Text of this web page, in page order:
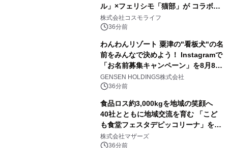
ル」×フェリシモ「猫部」が コラボキ
ャンペーンを実施
株式会社コスモライフ
36分前
わんわんリゾート 粟津の"看板犬"の名
前をみんなで決めよう！ Instagramで
「お名前募集キャンペーン」を8月8日
(土)より開催
GENSEN HOLDINGS株式会社
36分前
食品ロス約3,000kgを地域の笑顔へ
40社とともに地域交流を育む 「こど
も食堂フェスタデピッコリーナ」を9
月5日(土)開催
株式会社マザーズ
36分前